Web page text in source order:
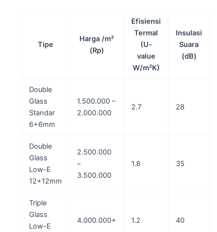
Tipe
Harga /m²
(Rp)
Efisiensi
Termal
(U-
value
W/m²K)
Insulasi
Suara
(dB)
Double
Glass
Standar
6+6mm
1.500.000 –
2.000.000
2.7 28
Double
Glass
Low-E
12+12mm
2.500.000
–
3.500.000
1.8 35
Triple
Glass
Low-E
4.000.000+ 1.2 40